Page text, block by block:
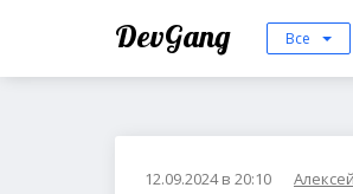
DevGang Все
12.09.2024 в 20:10